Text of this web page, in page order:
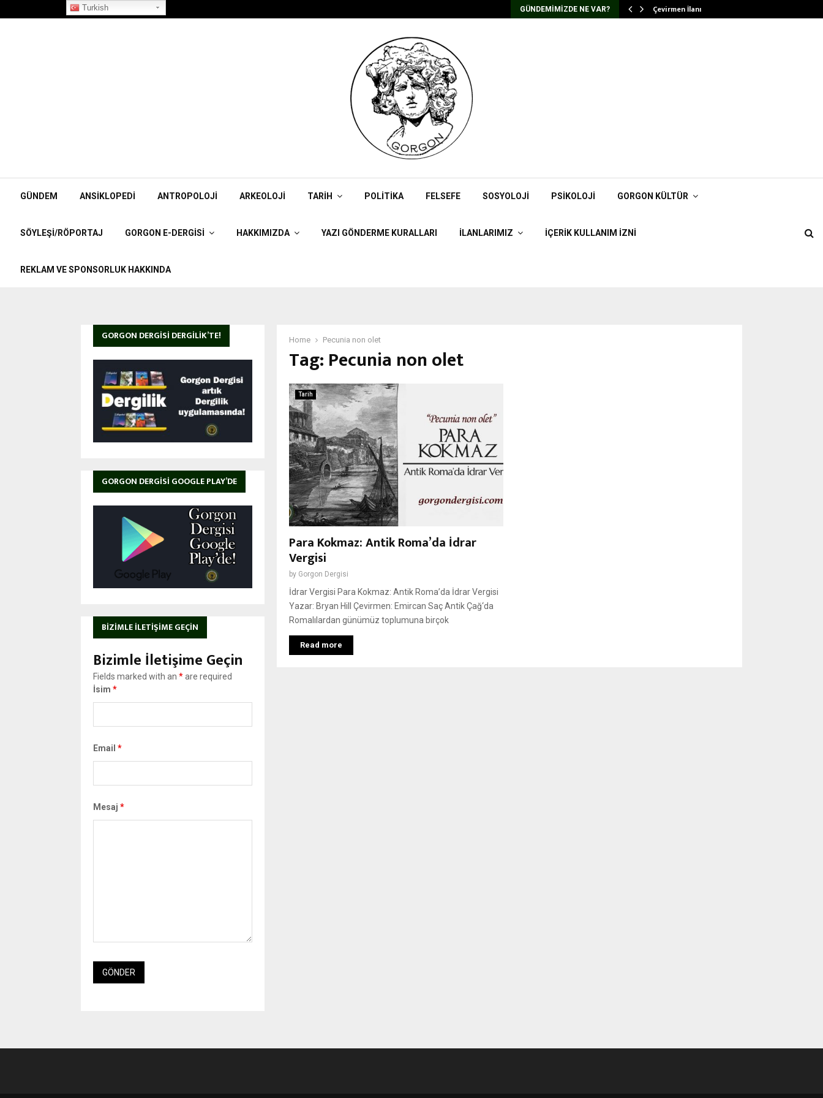
GÜNDEMIMIZDE NE VAR?
”Korpiklaani” Röportajı Çevirmen İlanı
GÜNDEM ANSIKLOPEDI ANTROPOLOJI ARKEOLOJI TARIH POLITIKA FELSEFE SOSYOLOJI PSIKOLOJI GORGON KÜLTÜR
SÖYLEŞI/RÖPORTAJ GORGON E-DERGISI HAKKIMIZDA YAZI GÖNDERME KURALLARI İLANLARIMIZ İÇERIK KULLANIM İZNI
REKLAM VE SPONSORLUK HAKKINDA
Home Pecunia non olet
Tag: Pecunia non olet
Tarih
Para Kokmaz: Antik Roma’da İdrar
Vergisi
by Gorgon Dergisi
İdrar Vergisi Para Kokmaz: Antik Roma’da İdrar Vergisi
Yazar: Bryan Hill Çevirmen: Emircan Saç Antik Çağ‘da
Romalılardan günümüz toplumuna birçok
Read more
GORGON DERGISI DERGILIK’TE!
GORGON DERGISI GOOGLE PLAY’DE
BIZIMLE İLETIŞIME GEÇIN
Bizimle İletişime Geçin
Fields marked with an *are required
İsim *
Email *
Mesaj *
Turkish